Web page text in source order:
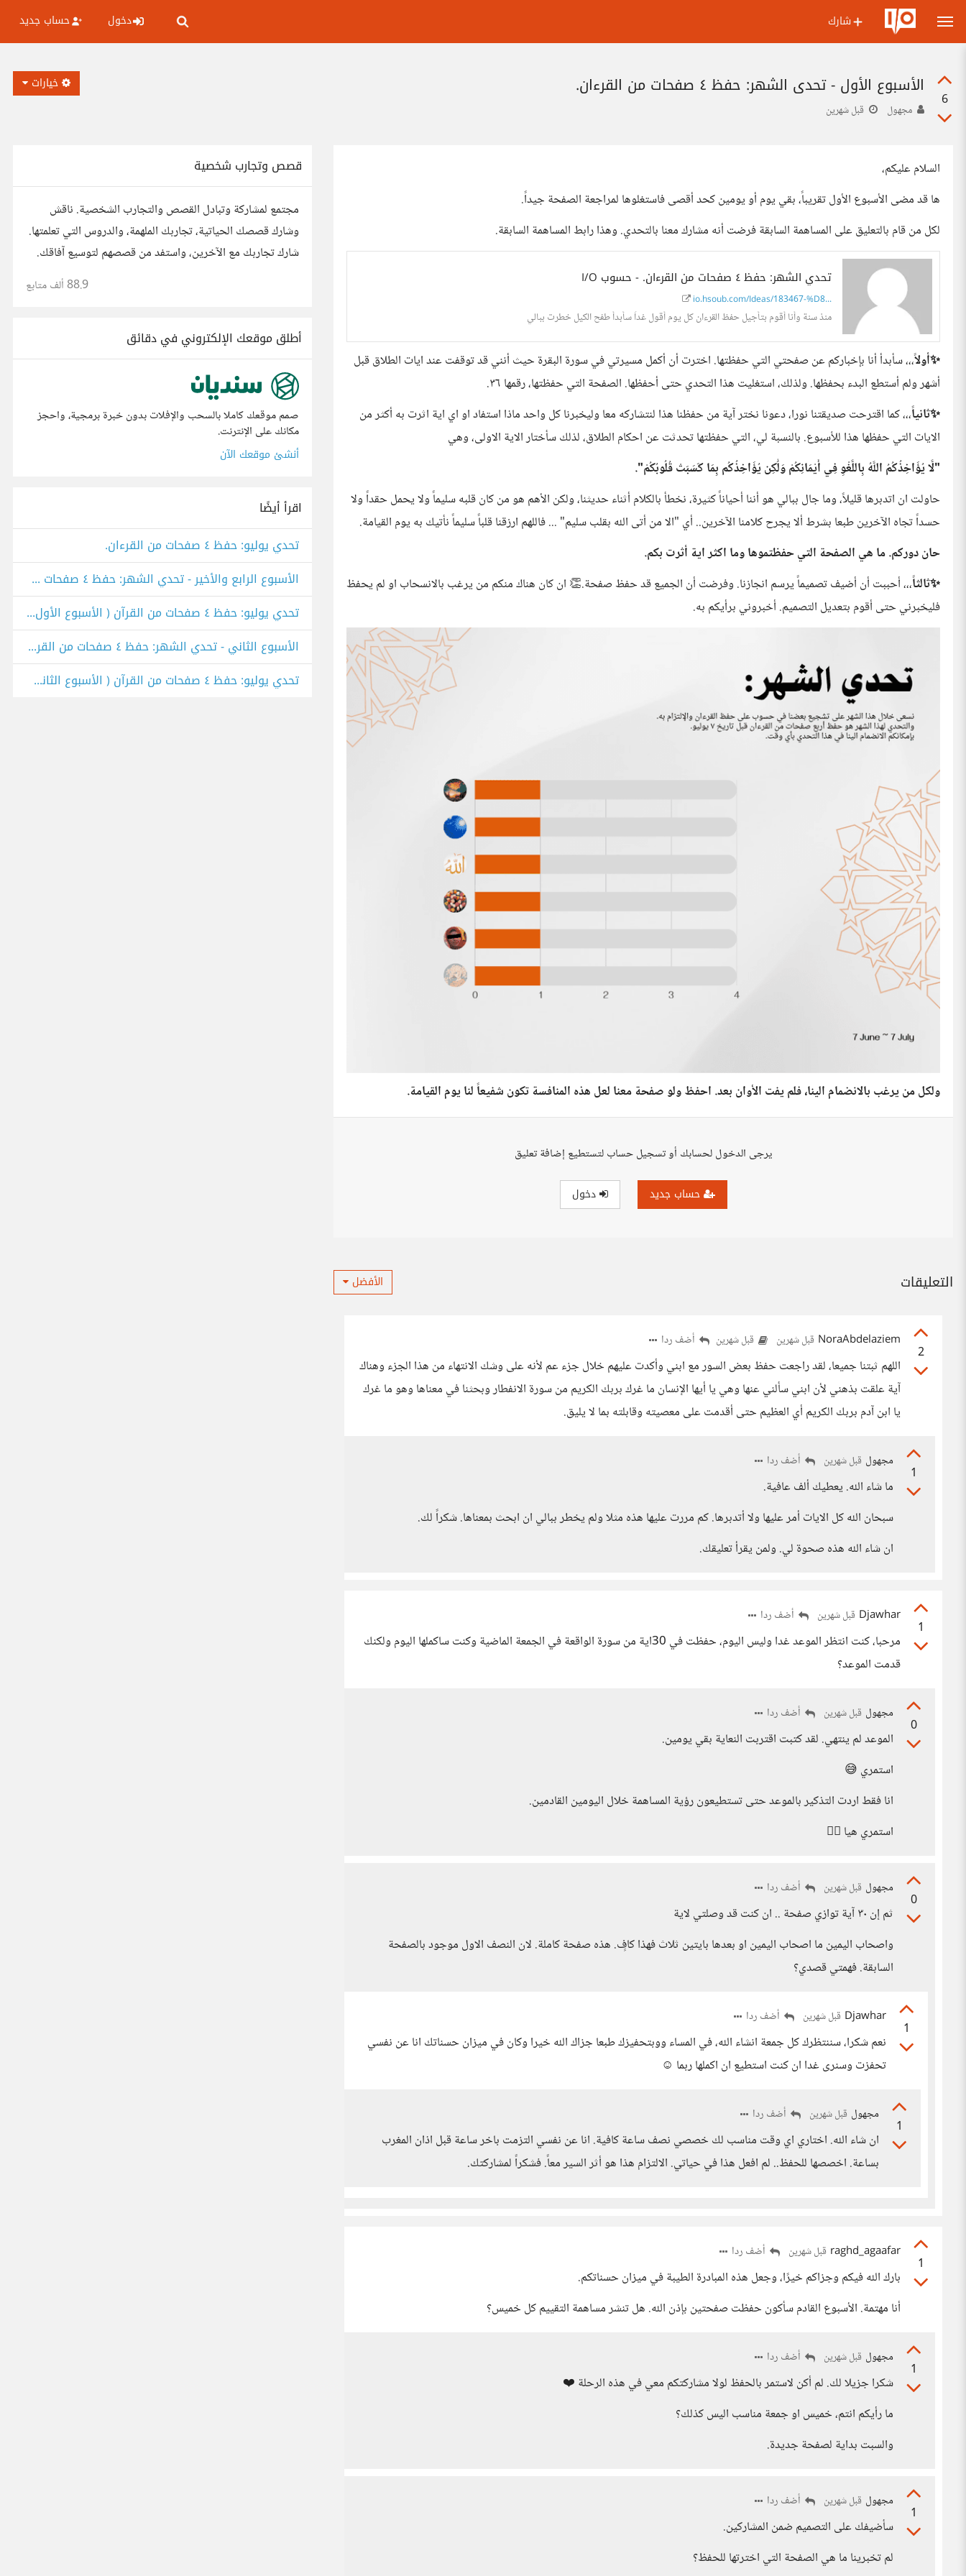
شارك دخول حساب جديد
6
الأسبوع الأول - تحدي الشهر: حفظ ٤ صفحات من القرءان.
مجهول قبل شهرين
خيارات
السلام عليكم،
ها قد مضى الأسبوع الأول تقريباً، بقي يوم أو يومين كحد أقصى فاستغلوها لمراجعة الصفحة جيداً.
لكل من قام بالتعليق على المساهمة السابقة فرضت أنه مشارك معنا بالتحدي. وهذا رابط المساهمة السابقة.
تحدي الشهر: حفظ ٤ صفحات من القرءان. - حسوب I/O
io.hsoub.com/Ideas/183467-%D8...
منذ سنة وأنا أقوم بتأجيل حفظ القرءان كل يوم أقول غداً سأبدأ طفح الكيل خطرت ببالي
✨️أولاً،،، سأبدأ أنا بإخباركم عن صفحتي التي حفظتها. اخترت أن أكمل مسيرتي في سورة البقرة حيث أنني قد توقفت عند ايات الطلاق قبل
أشهر ولم أستطع البدء بحفظها. ولذلك، استغليت هذا التحدي حتى أحفظها. الصفحة التي حفظتها، رقمها ٣٦.
✨️ثانياً،،، كما اقترحت صديقتنا نورا، دعونا نختر آية من حفظنا هذا لنتشاركه معا وليخبرنا كل واحد ماذا استفاد او اي اية اثرت به أكثر من
الايات التي حفظها هذا للأسبوع. بالنسبة لي، التي حفظتها تحدثت عن احكام الطلاق، لذلك سأختار الاية الاولى، وهي
"لَّا يُؤَاخِذُكُمُ اللَّهُ بِاللَّغْوِ فِي أَيْمَانِكُمْ وَلَٰكِن يُؤَاخِذُكُم بِمَا كَسَبَتْ قُلُوبُكُمْ".
حاولت ان اتدبرها قليلاً، وما جال ببالي هو أننا أحياناً كثيرة، نخطأ بالكلام أثناء حديثنا، ولكن الأهم هو من كان قلبه سليماً ولا يحمل حقداً ولا
حسداً تجاه الآخرين طبعا بشرط ألا يجرح كلامنا الآخرين.. أي "الا من أتى الله بقلب سليم" ... فاللهم ارزقنا قلباً سليماً نأتيك به يوم القيامة.
حان دوركم. ما هي الصفحة التي حفظتموها وما اكثر اية أثرت بكم.
✨️ثالثاً،،، أحببت أن أضيف تصميماً يرسم انجازنا. وفرضت أن الجميع قد حفظ صفحة.👏 ان كان هناك منكم من يرغب بالانسحاب او لم يحفظ
فليخبرني حتى أقوم بتعديل التصميم. أخبروني برأيكم به.
ولكل من يرغب بالانضمام الينا، فلم يفت الأوان بعد. احفظ ولو صفحة معنا لعل هذه المنافسة تكون شفيعاً لنا يوم القيامة.
يرجى الدخول لحسابك أو تسجيل حساب لتستطيع إضافة تعليق
حساب جديد دخول
التعليقات الأفضل
2
NoraAbdelaziem قبل شهرين قبل شهرين أضف ردا
اللهم ثبتنا جميعا، لقد راجعت حفظ بعض السور مع ابني وأكدت عليهم خلال جزء عم لأنه على وشك الانتهاء من هذا الجزء وهناك
آية علقت بذهني لأن ابني سألني عنها وهي يا أيها الإنسان ما غرك بربك الكريم من سورة الانفطار وبحثنا في معناها وهو ما غرك
يا ابن آدم بربك الكريم أي العظيم حتى أقدمت على معصيته وقابلته بما لا يليق.
1
مجهول قبل شهرين أضف ردا
ما شاء الله. يعطيك ألف عافية.
سبحان الله كل الايات أمر عليها ولا أتدبرها. كم مررت عليها هذه مثلا ولم يخطر ببالي ان ابحث بمعناها. شكراً لك.
ان شاء الله هذه صحوة لي. ولمن يقرأ تعليقك.
1
Djawhar قبل شهرين أضف ردا
مرحبا، كنت انتظر الموعد غدا وليس اليوم، حفظت في 30اية من سورة الواقعة في الجمعة الماضية وكنت ساكملها اليوم ولكنك
قدمت الموعد؟
0
مجهول قبل شهرين أضف ردا
الموعد لم ينتهي. لقد كتبت اقتربت النعاية بقي يومين.
استمري 😅
انا فقط اردت التذكير بالموعد حتى تستطيعون رؤية المساهمة خلال اليومين القادمين.
استمري هيا 👍🏻
0
مجهول قبل شهرين أضف ردا
ثم إن ٣٠ آية توازي صفحة .. ان كنت قد وصلتي لاية
واصحاب اليمين ما اصحاب اليمين او بعدها بايتين ثلاث فهذا كافٍ. هذه صفحة كاملة. لان النصف الاول موجود بالصفحة
السابقة. فهمتي قصدي؟
1
Djawhar قبل شهرين أضف ردا
نعم شكرا، سننتظرك كل جمعة انشاء الله، في المساء ووبتحفيزك طبعا جزاك الله خيرا وكان في ميزان حسناتك انا عن نفسي
تحفزت وسنرى غدا ان كنت استطيع ان اكملها ربما ☺️
1
مجهول قبل شهرين أضف ردا
ان شاء الله. اختاري اي وقت مناسب لك خصصي نصف ساعة كافية. انا عن نفسي التزمت باخر ساعة قبل اذان المغرب
بساعة. اخصصها للحفظ.. لم افعل هذا في حياتي. الالتزام هذا هو أثر السير معاً. فشكراً لمشاركتك.
1
raghd_agaafar قبل شهرين أضف ردا
بارك الله فيكم وجزاكم خيرًا، وجعل هذه المبادرة الطيبة في ميزان حسناتكم.
أنا مهتمة. الأسبوع القادم سأكون حفظت صفحتين بإذن الله. هل تنشر مساهمة التقييم كل خميس؟
1
مجهول قبل شهرين أضف ردا
شكرا جزيلا لك. لم أكن لاستمر بالحفظ لولا مشاركتكم معي في هذه الرحلة ❤️
ما رأيكم انتم، خميس او جمعة مناسب اليس كذلك؟
والسبت بداية لصفحة جديدة.
1
مجهول قبل شهرين أضف ردا
سأضيفك على التصميم ضمن المشاركين.
لم تخبرينا ما هي الصفحة التي اخترتها للحفظ؟
قصص وتجارب شخصية
مجتمع لمشاركة وتبادل القصص والتجارب الشخصية. ناقش
وشارك قصصك الحياتية، تجاربك الملهمة، والدروس التي تعلمتها.
شارك تجاربك مع الآخرين، واستفد من قصصهم لتوسيع آفاقك.
88.9 ألف متابع
أطلق موقعك الإلكتروني في دقائق
صمم موقعك كاملا بالسحب والإفلات بدون خبرة برمجية، واحجز
مكانك على الإنترنت.
أنشئ موقعك الآن
اقرأ أيضًا
تحدي يوليو: حفظ ٤ صفحات من القرءان.
الأسبوع الرابع والأخير - تحدي الشهر: حفظ ٤ صفحات من القرءان.
تحدي يوليو: حفظ ٤ صفحات من القرآن ( الأسبوع الأول ).
الأسبوع الثاني - تحدي الشهر: حفظ ٤ صفحات من القرءان.
تحدي يوليو: حفظ ٤ صفحات من القرآن ( الأسبوع الثاني ).